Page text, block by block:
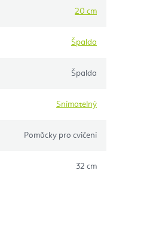
20 cm
Špalda
Špalda
Snímatelný
Pomůcky pro cvičení
32 cm